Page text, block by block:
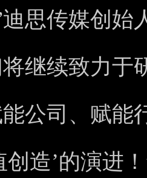
思传媒创始
继续致力于
公司、赋能
创造’的演进